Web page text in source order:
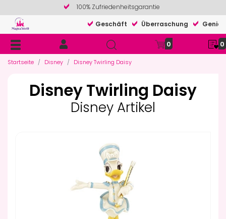
100% Zufriedenheitsgarantie
Geschäft
Überraschung
0 0
Startseite Disney Disney Twirling Daisy
Disney Twirling Daisy
Disney Artikel